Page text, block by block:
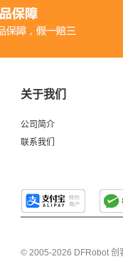
关于我们
公司简介
联系我们
© 2005-2026 DFRobot 创